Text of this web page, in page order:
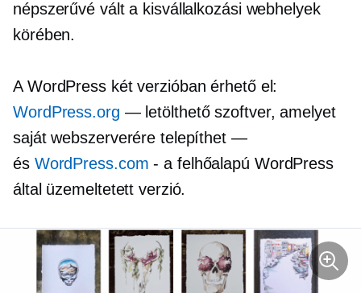
népszerűvé vált a kisvállalkozási webhelyek
körében.
A WordPress két verzióban érhető el:
WordPress.org — letölthető szoftver, amelyet
saját webszerverére telepíthet —
és WordPress.com - a felhőalapú WordPress
által üzemeltetett verzió.